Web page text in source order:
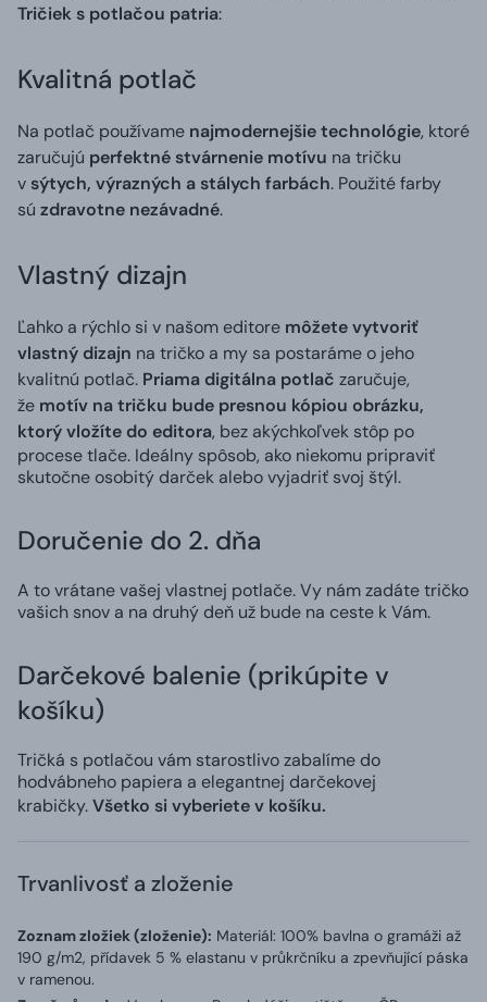
Tričiek s potlačou patria:
Kvalitná potlač
Na potlač používame najmodernejšie technológie, ktoré
zaručujú perfektné stvárnenie motívu na tričku
v sýtych, výrazných a stálych farbách. Použité farby
sú zdravotne nezávadné.
Vlastný dizajn
Ľahko a rýchlo si v našom editore môžete vytvoriť
vlastný dizajn na tričko a my sa postaráme o jeho
kvalitnú potlač. Priama digitálna potlač zaručuje,
že motív na tričku bude presnou kópiou obrázku,
ktorý vložíte do editora, bez akýchkoľvek stôp po
procese tlače. Ideálny spôsob, ako niekomu pripraviť
skutočne osobitý darček alebo vyjadriť svoj štýl.
Doručenie do 2. dňa
A to vrátane vašej vlastnej potlače. Vy nám zadáte tričko
vašich snov a na druhý deň už bude na ceste k Vám.
Darčekové balenie (prikúpite v
košíku)
Tričká s potlačou vám starostlivo zabalíme do
hodvábneho papiera a elegantnej darčekovej
krabičky.Všetko si vyberiete v košíku.
Trvanlivosť a zloženie
Zoznam zložiek (zloženie): Materiál: 100% bavlna o gramáži až
190 g/m2, přídavek 5 % elastanu v průkrčníku a zpevňující páska
v ramenou.